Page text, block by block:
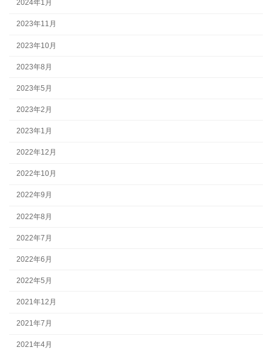
2024年1月
2023年11月
2023年10月
2023年8月
2023年5月
2023年2月
2023年1月
2022年12月
2022年10月
2022年9月
2022年8月
2022年7月
2022年6月
2022年5月
2021年12月
2021年7月
2021年4月